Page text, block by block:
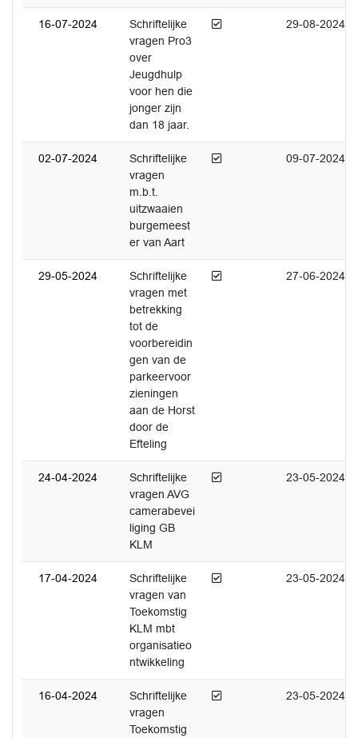
16-07-2024
Schriftelijke
vragen Pro3
over
Jeugdhulp
voor hen die
jonger zijn
dan 18 jaar.
Afgedaan 29-08-2024
02-07-2024
Schriftelijke
vragen
m.b.t.
uitzwaaien
burgemeest
er van Aart
Afgedaan 09-07-2024
29-05-2024
Schriftelijke
vragen met
betrekking
tot de
voorbereidin
gen van de
parkeervoor
zieningen
aan de Horst
door de
Efteling
Afgedaan 27-06-2024
24-04-2024
Schriftelijke
vragen AVG
camerabevei
liging GB
KLM
Afgedaan 23-05-2024
17-04-2024
Schriftelijke
vragen van
Toekomstig
KLM mbt
organisatieo
ntwikkeling
Afgedaan 23-05-2024
16-04-2024
Schriftelijke
vragen
Toekomstig
Afgedaan 23-05-2024